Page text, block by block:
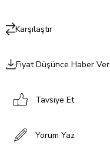
Karşılaştır
Fiyat Düşünce Haber Ver
Tavsiye Et
Yorum Yaz